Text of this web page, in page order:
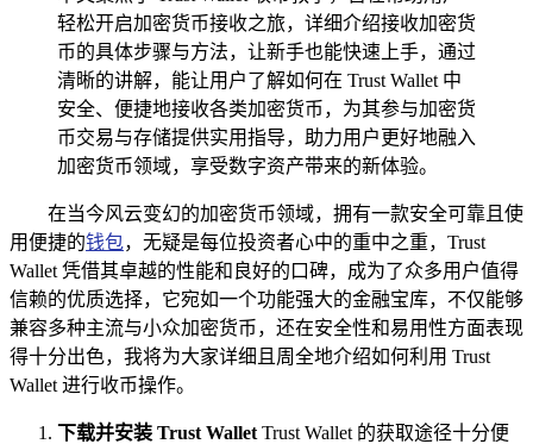
轻松开启加密货币接收之旅，详细介绍接收加密货
币的具体步骤与方法，让新手也能快速上手，通过
清晰的讲解，能让用户了解如何在 Trust Wallet 中
安全、便捷地接收各类加密货币，为其参与加密货
币交易与存储提供实用指导，助力用户更好地融入
加密货币领域，享受数字资产带来的新体验。
在当今风云变幻的加密货币领域，拥有一款安全可靠且使
用便捷的钱包，无疑是每位投资者心中的重中之重，Trust
Wallet 凭借其卓越的性能和良好的口碑，成为了众多用户值得
信赖的优质选择，它宛如一个功能强大的金融宝库，不仅能够
兼容多种主流与小众加密货币，还在安全性和易用性方面表现
得十分出色，我将为大家详细且周全地介绍如何利用 Trust
Wallet 进行收币操作。
下载并安装 Trust Wallet Trust Wallet 的获取途径十分便